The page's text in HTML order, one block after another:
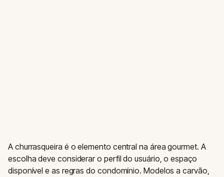
A churrasqueira é o elemento central na área gourmet. A
escolha deve considerar o perfil do usuário, o espaço
disponível e as regras do condomínio. Modelos a carvão,